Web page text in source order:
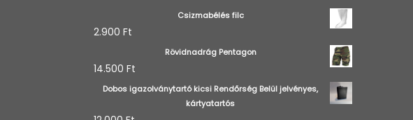
Csizmabélés filc
2.900 Ft
Rövidnadrág Pentagon
14.500 Ft
Dobos igazolványtartó kicsi Rendőrség Belül jelvényes,
kártyatartós